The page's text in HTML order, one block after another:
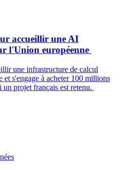
accueillir une AI
l'Union européenne
une infrastructure de calcul
s'engage à acheter 100 millions
un projet français est retenu.